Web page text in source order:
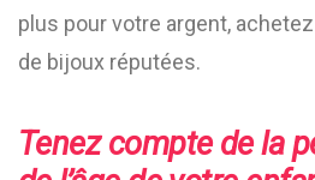
plus pour votre argent,
de bijoux réputées.
Tenez compte de la